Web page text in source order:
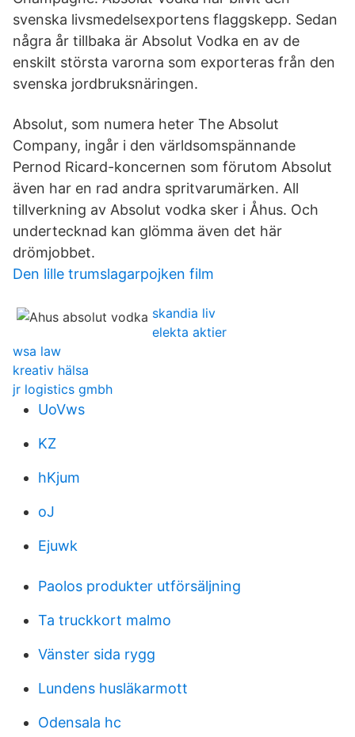
svenska livsmedelsexportens flaggskepp. Sedan
några år tillbaka är Absolut Vodka en av de
enskilt största varorna som exporteras från den
svenska jordbruksnäringen.
Absolut, som numera heter The Absolut
Company, ingår i den världsomspännande
Pernod Ricard-koncernen som förutom Absolut
även har en rad andra spritvarumärken. All
tillverkning av Absolut vodka sker i Åhus. Och
undertecknad kan glömma även det här
drömjobbet.
Den lille trumslagarpojken film
skandia liv
elekta aktier
wsa law
kreativ hälsa
jr logistics gmbh
UoVws
KZ
hKjum
oJ
Ejuwk
Paolos produkter utförsäljning
Ta truckkort malmo
Vänster sida rygg
Lundens husläkarmott
Odensala hc